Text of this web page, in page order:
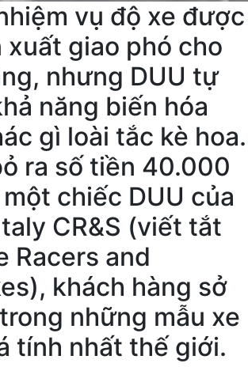
vụ độ xe được
xuất giao phó cho
nhưng DUU tự
năng biến hóa
gì loài tắc kè hoa.
ra số tiền 40.000
chiếc DUU của
CR&S (viết tắt
Racers and
khách hàng sở
những mẫu xe
tính nhất thế giới.